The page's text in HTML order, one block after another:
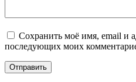
Сохранить моё имя, email и
последующих моих